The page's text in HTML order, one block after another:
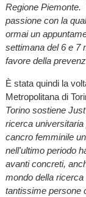
Regione Piemonte.
passione con la
ormai un
settimana del 6 e 7
favore della
È stata quindi la
Metropolitana di
Torino sostiene
ricerca
cancro femminile
nell'ultimo periodo
avanti concreti,
mondo della
tantissime persone